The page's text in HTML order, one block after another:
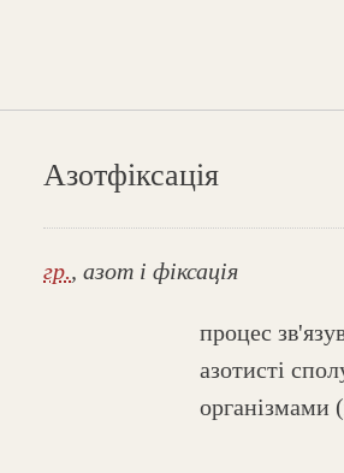
Азотфіксація
гр., азот і фіксація
процес
азотисті
організмами